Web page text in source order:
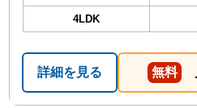
4LDK
詳細を見る 無料